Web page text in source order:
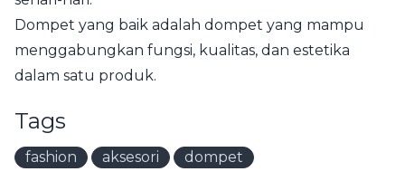
Dompet yang baik adalah dompet yang mampu
menggabungkan fungsi, kualitas, dan estetika
dalam satu produk.
Tags
fashion aksesori dompet